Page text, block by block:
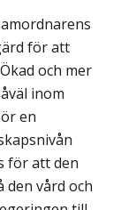
för att
och mer
inom
en
för att den
den vård och